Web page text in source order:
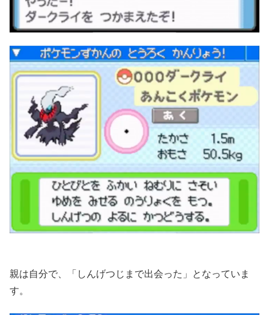
親は自分で、「しんげつじまで出会った」となっていま
す。